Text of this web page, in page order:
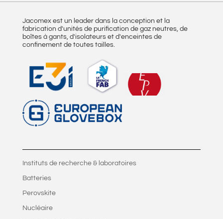
Jacomex est un leader dans la conception et la
fabrication d'unités de purification de gaz neutres, de
boîtes à gants, d'isolateurs et d'enceintes de
confinement de toutes tailles.
Instituts de recherche & laboratoires
Batteries
Perovskite
Nucléaire